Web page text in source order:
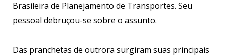
Brasileira de Planejamento de Transportes. Seu
pessoal debruçou-se sobre o assunto.
Das pranchetas de outrora surgiram suas principais